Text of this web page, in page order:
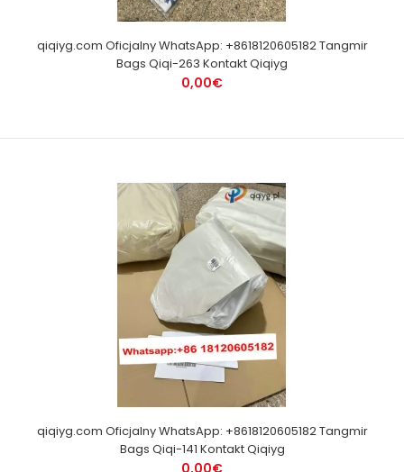
qiqiyg.com Oficjalny WhatsApp: +8618120605182 Tangmir
Bags Qiqi-263 Kontakt Qiqiyg
0,00€
qiqiyg.com Oficjalny WhatsApp: +8618120605182 Tangmir
Bags Qiqi-141 Kontakt Qiqiyg